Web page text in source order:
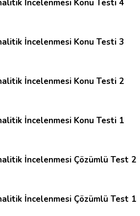
İncelenmesi Konu Testi 4
İncelenmesi Konu Testi 3
İncelenmesi Konu Testi 2
İncelenmesi Konu Testi 1
İncelenmesi Çözümlü Test 2
İncelenmesi Çözümlü Test 1